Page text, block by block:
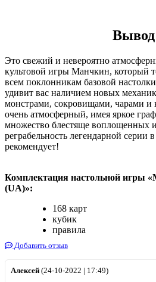
Вывод
Это свежий и невероятно
культовой игры Манчкин, который
всем поклонникам базовой
удивит вас наличием новых
монстрами, сокровищами, чарами
очень атмосферный, имея яркое
множество блестяще воплощенных
реграбельность легендарной серии
рекомендует!
Комплектация настольной игры
(UA)»:
168 карт
кубик
правила
Добавить отзыв
Алексей (24-10-2022 | 17:49)